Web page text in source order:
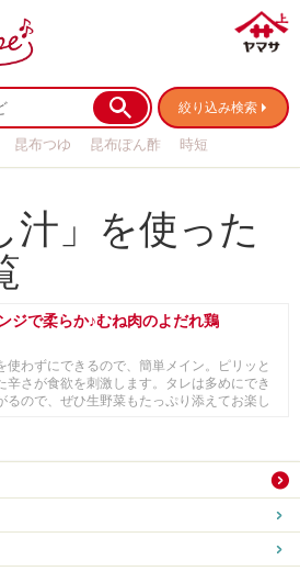
絞り込み検索
昆布つゆ 昆布ぽん酢
時短
汁」を使った
ジで柔らか♪むね肉のよだれ鶏
使わずにできるので、簡単メイン。ピリッと
辛さが食欲を刺激します。タレは多めにでき
るので、ぜひ生野菜もたっぷり添えてお楽し